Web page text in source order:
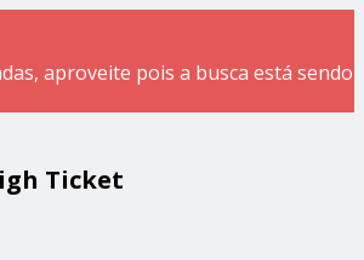
aproveite pois a busca está sendo
Ticket